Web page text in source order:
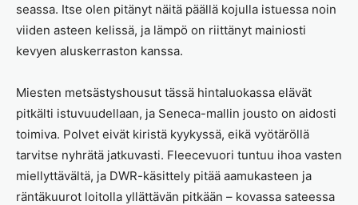
seassa. Itse olen pitänyt näitä päällä kojulla istuessa noin
viiden asteen kelissä, ja lämpö on riittänyt mainiosti
kevyen aluskerraston kanssa.
Miesten metsästyshousut tässä hintaluokassa elävät
pitkälti istuvuudellaan, ja Seneca-mallin jousto on aidosti
toimiva. Polvet eivät kiristä kyykyssä, eikä vyötäröllä
tarvitse nyhrätä jatkuvasti. Fleecevuori tuntuu ihoa vasten
miellyttävältä, ja DWR-käsittely pitää aamukasteen ja
räntäkuurot loitolla yllättävän pitkään – kovassa sateessa